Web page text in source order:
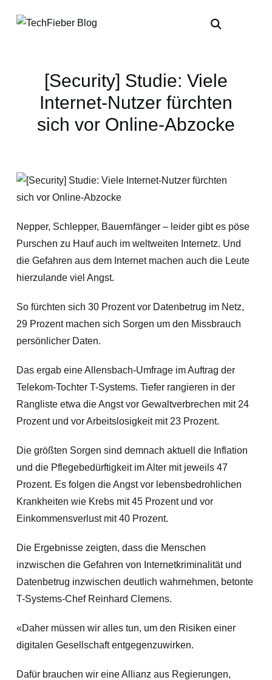
[Security] Studie: Viele
Internet-Nutzer fürchten
sich vor Online-Abzocke
Nepper, Schlepper, Bauernfänger – leider gibt es pöse
Purschen zu Hauf auch im weltweiten Internetz. Und
die Gefahren aus dem Internet machen auch die Leute
hierzulande viel Angst.
So fürchten sich 30 Prozent vor Datenbetrug im Netz,
29 Prozent machen sich Sorgen um den Missbrauch
persönlicher Daten.
Das ergab eine Allensbach-Umfrage im Auftrag der
Telekom-Tochter T-Systems. Tiefer rangieren in der
Rangliste etwa die Angst vor Gewaltverbrechen mit 24
Prozent und vor Arbeitslosigkeit mit 23 Prozent.
Die größten Sorgen sind demnach aktuell die Inflation
und die Pflegebedürftigkeit im Alter mit jeweils 47
Prozent. Es folgen die Angst vor lebensbedrohlichen
Krankheiten wie Krebs mit 45 Prozent und vor
Einkommensverlust mit 40 Prozent.
Die Ergebnisse zeigten, dass die Menschen
inzwischen die Gefahren von Internetkriminalität und
Datenbetrug inzwischen deutlich wahrnehmen, betonte
T-Systems-Chef Reinhard Clemens.
«Daher müssen wir alles tun, um den Risiken einer
digitalen Gesellschaft entgegenzuwirken.
Dafür brauchen wir eine Allianz aus Regierungen,